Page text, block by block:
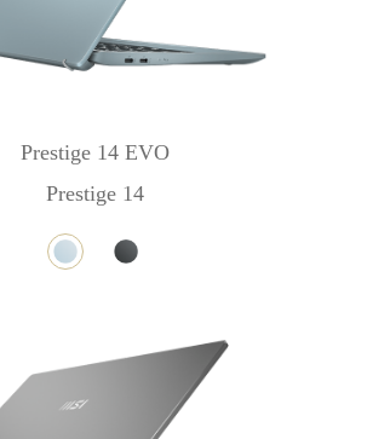
Prestige 14 EVO
Prestige 14